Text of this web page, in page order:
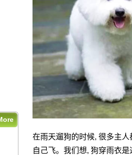
在雨天遛狗的时候, 很多主
自己飞。我们想, 狗穿雨衣